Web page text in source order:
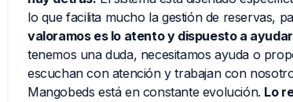
lo que facilita mucho la gestión de reservas,
valoramos es lo atento y dispuesto a ayudar
tenemos una duda, necesitamos ayuda o
escuchan con atención y trabajan con nosotros
Mangobeds está en constante evolución.Lo